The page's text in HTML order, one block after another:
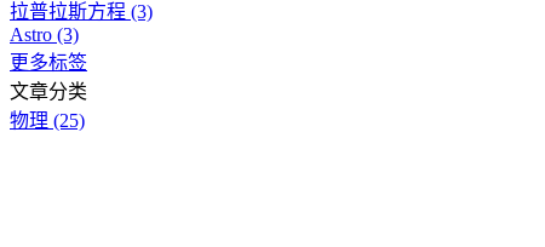
拉普拉斯方程 (3)
Astro (3)
更多标签
文章分类
物理 (25)